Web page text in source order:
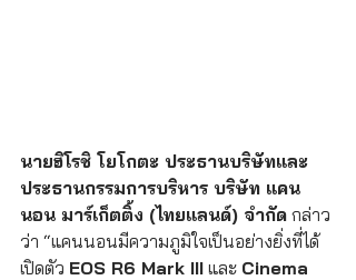
นายฮิโรชิ โยโกตะ ประธานบริษัทและ
ประธานกรรมการบริหาร บริษัท แคน
นอน มาร์เก็ตติ้ง (ไทยแลนด์) จำกัด กล่าว
ว่า “แคนนอนมีความภูมิใจเป็นอย่างยิ่งที่ได้
เปิดตัว EOS R6 Mark III และ Cinema